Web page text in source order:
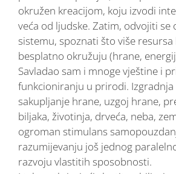
okružen kreacijom, koju izvodi
veća od ljudske. Zatim, odvojiti se
sistemu, spoznati što više resursa
besplatno okružuju (hrane,
Savladao sam i mnoge vještine i
funkcioniranju u prirodi. Izgradnja
sakupljanje hrane, uzgoj hrane,
biljaka, životinja, drveća, neba,
ogroman stimulans
razumijevanju još jednog
razvoju vlastitih sposobnosti.